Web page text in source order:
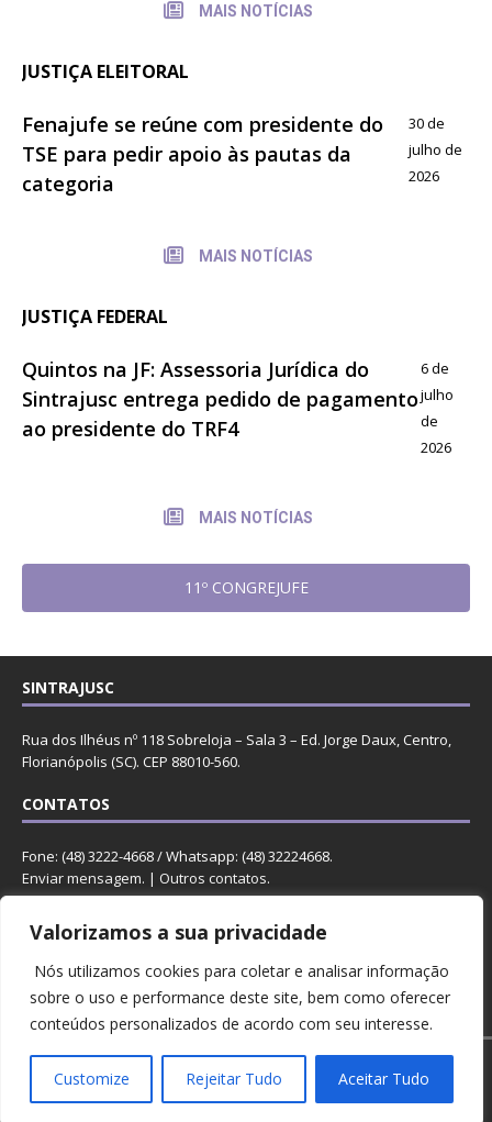
Valorizamos a sua privacidade
Nós utilizamos cookies para coletar e analisar informação
sobre o uso e performance deste site, bem como oferecer
conteúdos personalizados de acordo com seu interesse.
Customize Rejeitar Tudo Aceitar Tudo
MAIS NOTÍCIAS
JUSTIÇA ELEITORAL
Fenajufe se reúne com presidente do
TSE para pedir apoio às pautas da
categoria
30 de
julho de
2026
MAIS NOTÍCIAS
JUSTIÇA FEDERAL
Quintos na JF: Assessoria Jurídica do
Sintrajusc entrega pedido de pagamento
ao presidente do TRF4
6 de
julho
de
2026
MAIS NOTÍCIAS
11º CONGREJUFE
SINTRAJUSC
Rua dos Ilhéus nº 118 Sobreloja – Sala 3 – Ed. Jorge Daux, Centro,
Florianópolis (SC). CEP 88010-560.
CONTATOS
Fone: (48) 3222-4668 / Whatsapp: (48) 32224668.
Enviar mensagem. | Outros contatos.
REDES
Copyright © 2023 Sintrajusc.